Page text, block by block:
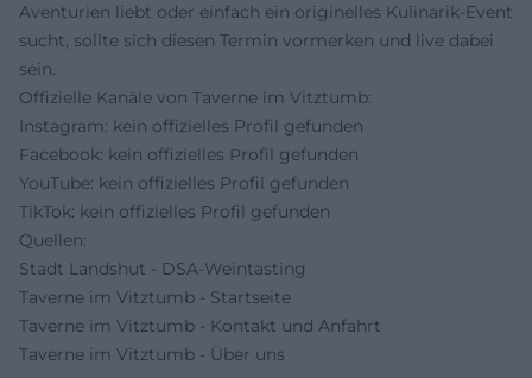
Aventurien liebt oder einfach ein originelles Kulinarik-Event
sucht, sollte sich diesen Termin vormerken und live dabei
sein.
Offizielle Kanäle von Taverne im Vitztumb:
Instagram: kein offizielles Profil gefunden
Facebook: kein offizielles Profil gefunden
YouTube: kein offizielles Profil gefunden
TikTok: kein offizielles Profil gefunden
Quellen:
Stadt Landshut - DSA-Weintasting
Taverne im Vitztumb - Startseite
Taverne im Vitztumb - Kontakt und Anfahrt
Taverne im Vitztumb - Über uns